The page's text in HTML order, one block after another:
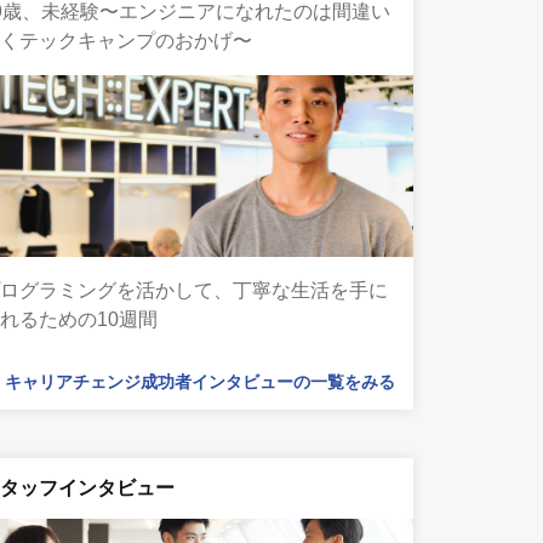
、未経験〜エンジニアになれたのは間違い
テックキャンプのおかげ〜
グラミングを活かして、丁寧な生活を手に
るための10週間
キャリアチェンジ成功者インタビューの一覧をみる
ッフインタビュー